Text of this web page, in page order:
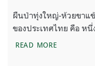
ผืนป่าทุ่งใหญ่-ห้วยขาแ
ของประเทศไทย คือ ห
READ MOREบันทึกเสวน